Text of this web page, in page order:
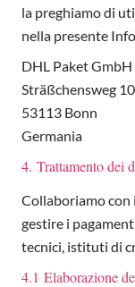
la preghiamo di
nella presente
DHL Paket GmbH
Sträßchensweg 10
53113 Bonn
Germania
4. Trattamento dei
Collaboriamo con
gestire i
tecnici, istituti di
4.1 Elaborazione